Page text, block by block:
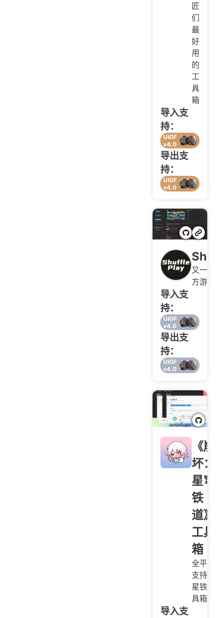
匠
们
最
好
用
的
工
具
箱
导入支
持：
UIGF
v4.0
导出支
持：
UIGF
v4.0
又一个
方游戏
导入支
持：
UIGF
v4.0
导出支
持：
UIGF
v4.0
《崩
坏：
星穹
铁
道》
工具
箱
全平台
支持的
星铁工
具箱
导入支